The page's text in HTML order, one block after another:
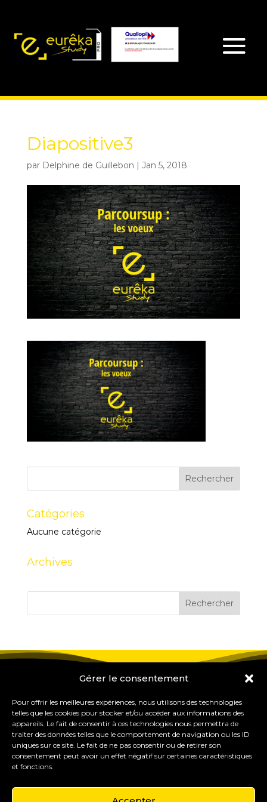
Gérer le consentement
Pour offrir les meilleures expériences, nous utilisons des technologies
telles que les cookies pour stocker et/ou accéder aux informations des
appareils. Le fait de consentir à ces technologies nous permettra de
traiter des données telles que le comportement de navigation ou les ID
uniques sur ce site. Le fait de ne pas consentir ou de retirer son
consentement peut avoir un effet négatif sur certaines caractéristiques
et fonctions.
Diapositive3
par Delphine de Guillebon | Jan 5, 2018
Catégories
Aucune catégorie
Archives